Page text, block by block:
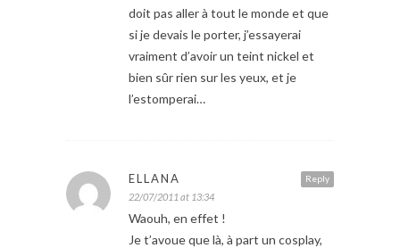
doit pas aller à tout le monde et que
si je devais le porter, j’essayerai
vraiment d’avoir un teint nickel et
bien sûr rien sur les yeux, et je
l’estomperai…
Reply
ELLANA
22/07/2011 at 13:34
Waouh, en effet !
Je t’avoue que là, à part un cosplay,